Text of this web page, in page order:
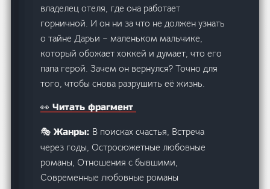
владелец отеля, где она работает
горничной. И он ни за что не должен узнать
о тайне Дарьи – маленьком мальчике,
который обожает хоккей и думает, что его
папа герой. Зачем он вернулся? Точно для
того, чтобы снова разрушить её жизнь.
👀 Читать фрагмент
🎭 Жанры: В поисках счастья, Встреча
через годы, Остросюжетные любовные
романы, Отношения с бывшими,
Современные любовные романы